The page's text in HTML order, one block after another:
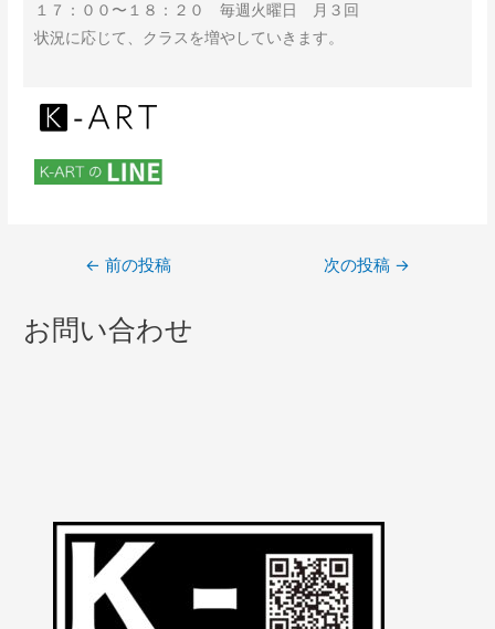
１７：００〜１８：２０ 毎週火曜日 月３回
状況に応じて、クラスを増やしていきます。
← 前の投稿 次の投稿 →
お問い合わせ